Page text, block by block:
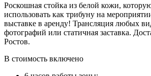
Роскошная стойка из белой кожи,
использовать как трибуну на
выставке в аренду! Трансляция любых
фотографий или статичная заставка.
Ростов.
В стоимость включено